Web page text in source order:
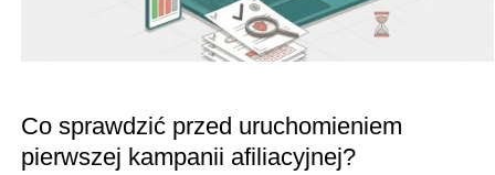
Co sprawdzić przed uruchomieniem
pierwszej kampanii afiliacyjnej?